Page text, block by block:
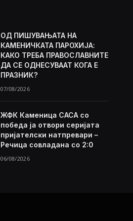
ОД ПИШУВАЊАТА НА
КАМЕНИЧКАТА ПАРОХИЈА:
КАКО ТРЕБА ПРАВОСЛАВНИТЕ
ДА СЕ ОДНЕСУВААТ КОГА Е
ПРАЗНИК?
07/08/2026
ЖФК Каменица САСА со
победа ја отвори серијата
пријателски натпревари –
Речица совладана со 2:0
06/08/2026